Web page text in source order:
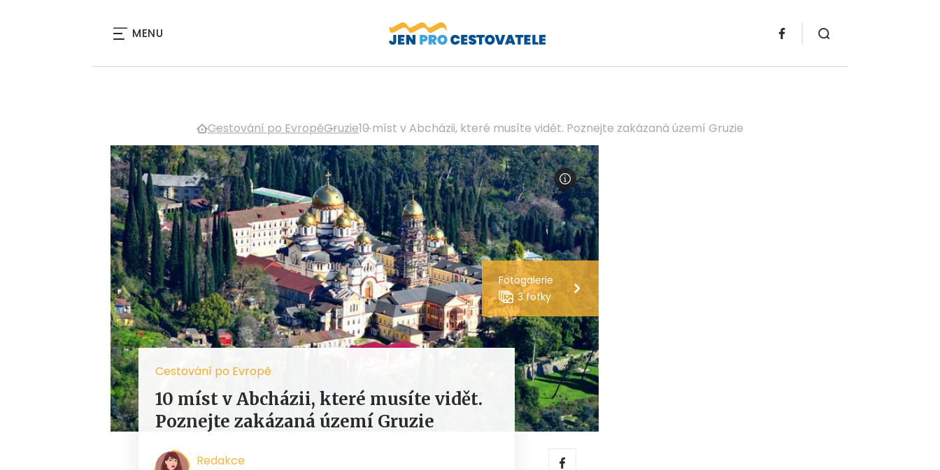
MENU
Cestování po EvropěGruzie10 míst v Abcházii, které musíte vidět. Poznejte zakázaná území Gruzie
Fotogalerie
3 fotky
Cestování po Evropě
10 míst v Abcházii, které musíte vidět.
Poznejte zakázaná území Gruzie
Redakce